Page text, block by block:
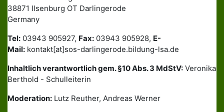
38871 Ilsenburg OT Darlingerode
Germany
Tel: 03943 905927, Fax: 03943 905928, E-
Mail: kontakt[at]sos-darlingerode.bildung-lsa.de
Inhaltlich verantwortlich gem. §10 Abs. 3 MdStV: Veronika
Berthold - Schulleiterin
Moderation: Lutz Reuther, Andreas Werner